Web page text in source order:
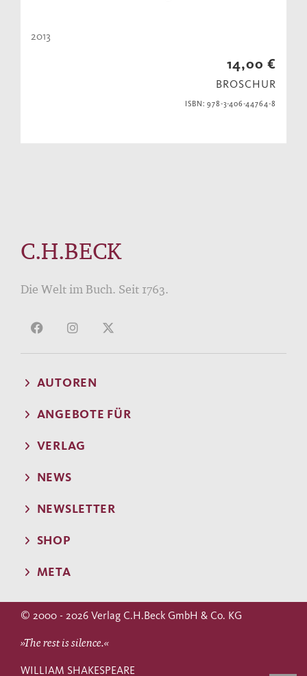
2013
14,00 €
BROSCHUR
ISBN: 978-3-406-44764-8
C.H.BECK
Die Welt im Buch. Seit 1763.
AUTOREN
ANGEBOTE FÜR
VERLAG
NEWS
NEWSLETTER
SHOP
META
© 2000 - 2026 Verlag C.H.Beck GmbH & Co. KG
»The rest is silence.«
WILLIAM SHAKESPEARE